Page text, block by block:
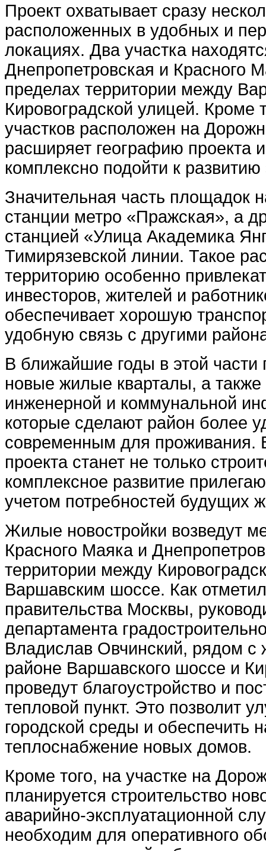
Проект охватывает сразу
расположенных в удобных и
локациях. Два участка
Днепропетровская и Красного
пределах территории между
Кировоградской улицей. Кроме
участков расположен на
расширяет географию проекта
комплексно подойти к развитию
Значительная часть площадок
станции метро «Пражская», а
станцией «Улица Академика
Тимирязевской линии. Такое
территорию особенно
инвесторов, жителей и
обеспечивает хорошую
удобную связь с другими
В ближайшие годы в этой части
новые жилые кварталы, а также
инженерной и коммунальной
которые сделают район более
современным для проживания.
проекта станет не только
комплексное развитие
учетом потребностей будущих
Жилые новостройки возведут
Красного Маяка и
территории между
Варшавским шоссе. Как
правительства Москвы,
департамента
Владислав Овчинский, рядом
районе Варшавского шоссе и
проведут благоустройство и
тепловой пункт. Это позволит
городской среды и обеспечить
теплоснабжение новых домов.
Кроме того, на участке на
планируется строительство
аварийно-эксплуатационной
необходим для оперативного